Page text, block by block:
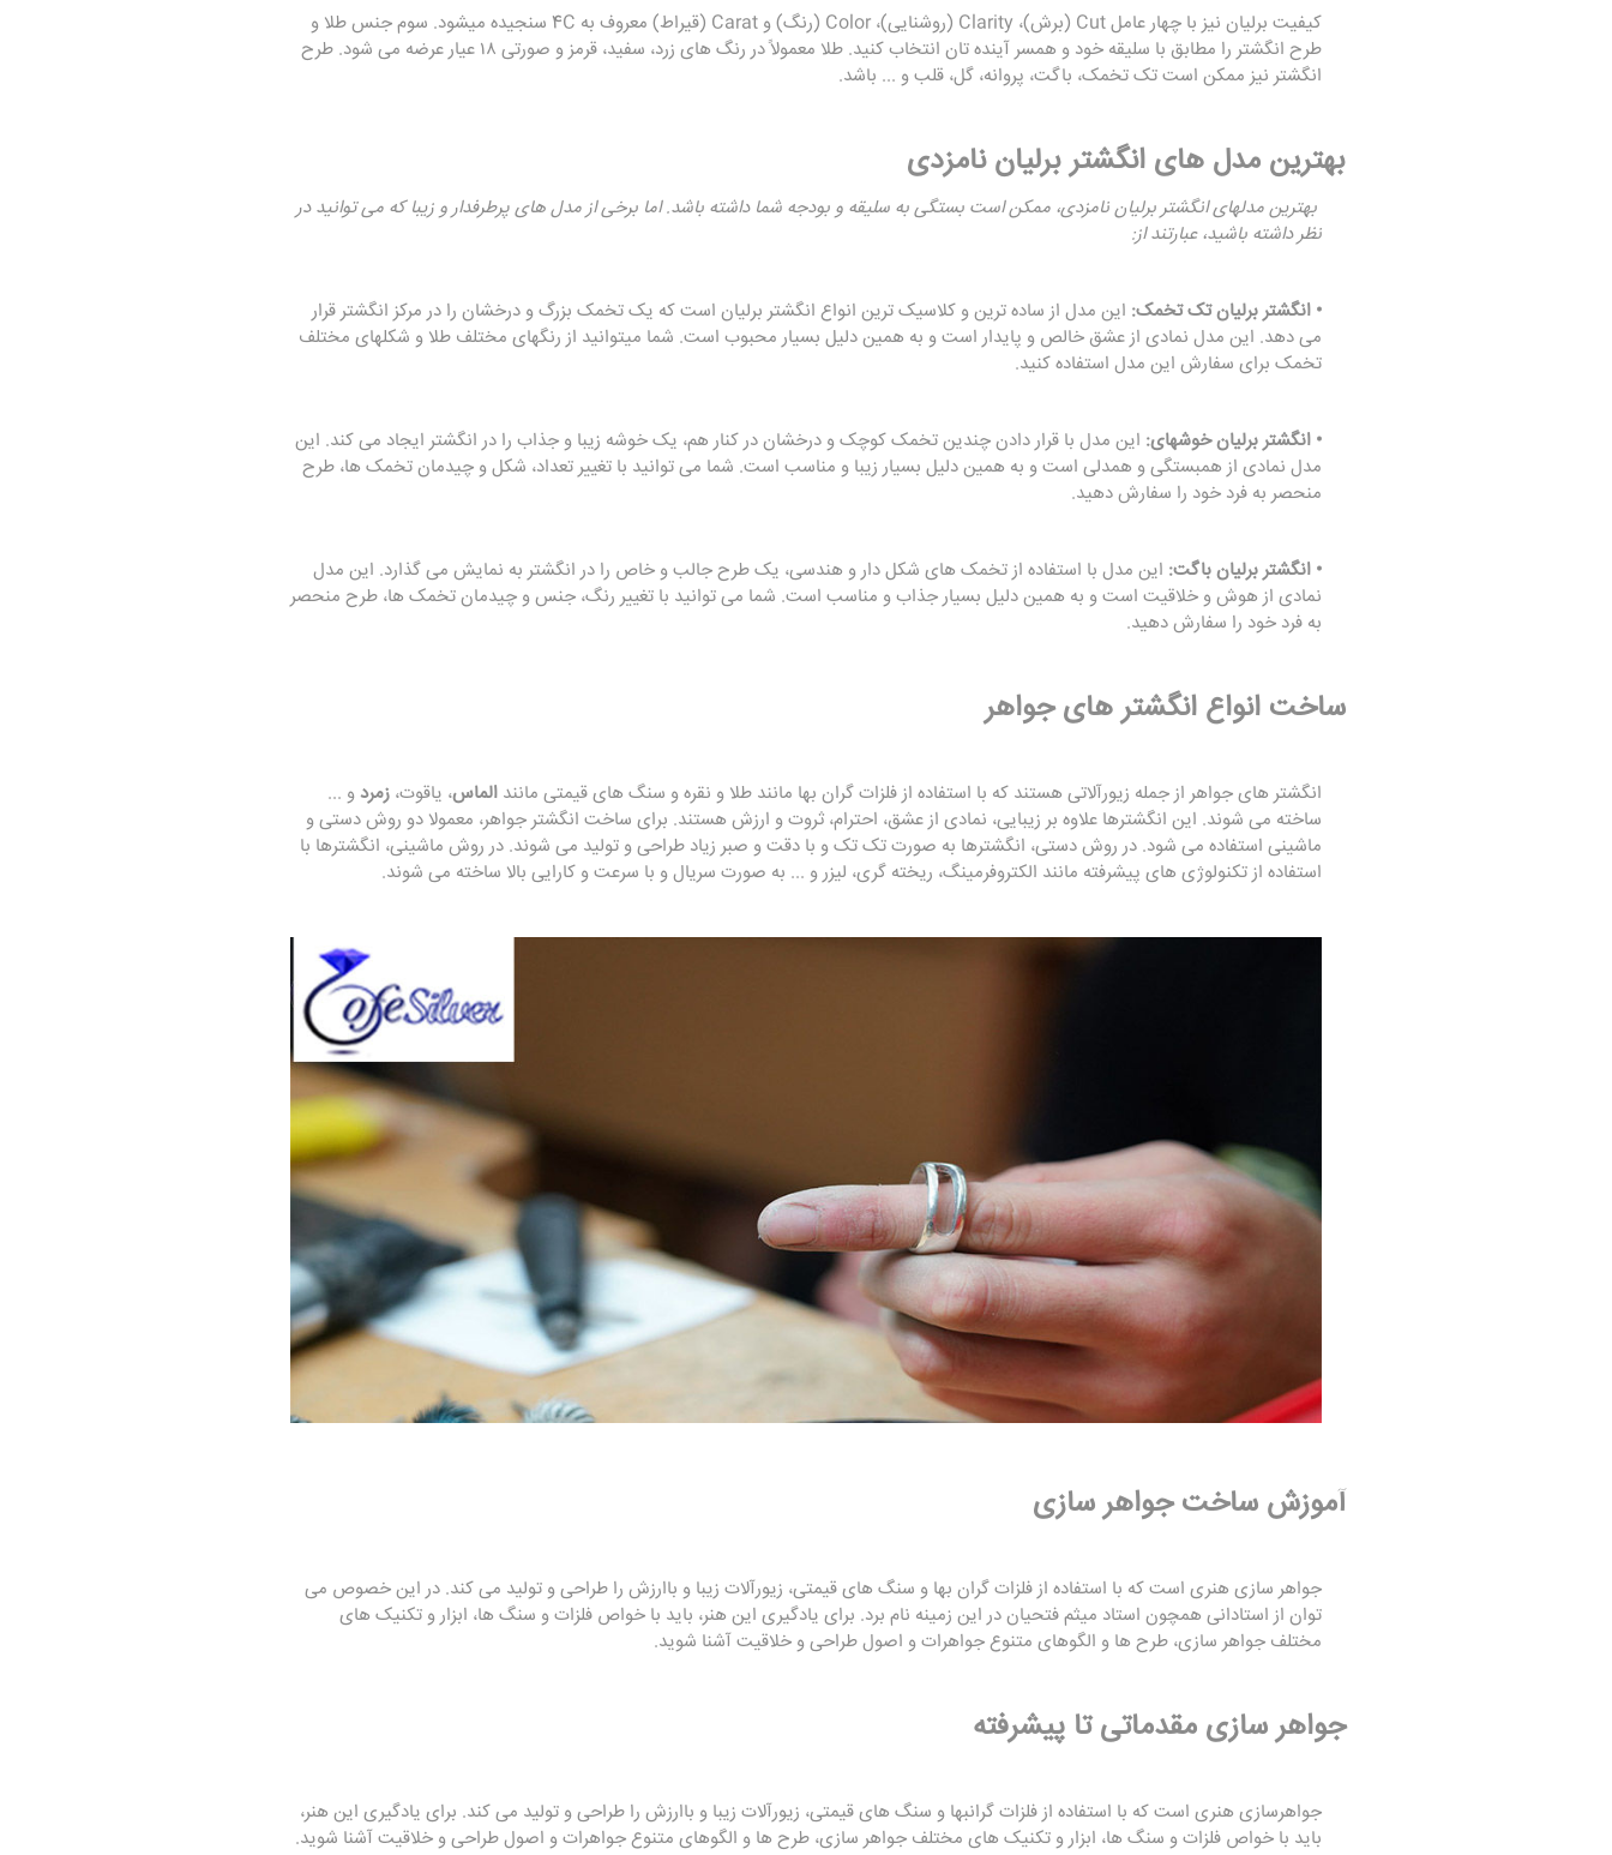
کیفیت برلیان نیز با چهار عامل Cut (برش)، Clarity (روشنایی)، Color (رنگ) و Carat (قیراط) معروف به 4C سنجیده میشود. سوم جنس طلا و
طرح انگشتر را مطابق با سلیقه خود و همسر آینده تان انتخاب کنید. طلا
معمولاً در رنگ های زرد، سفید، قرمز و صورتی ۱۸ عیار عرضه می شود. طرح
انگشتر نیز ممکن است تک تخمک، باگت، پروانه، گل، قلب و ... باشد.
بهترین مدل های انگشتربرلیان نامزدی
بهترین مدلهای انگشتر برلیان نامزدی، ممکن است بستگی به سلیقه و بودجه شما داشته باشد. اما برخی از مدل های پرطرفدار و زیبا که می توانید در
نظر داشته باشید، عبارتند از:
• انگشتر برلیان تک تخمک: این مدل از ساده ترین و کلاسیک ترین انواع انگشتر برلیان است که یک تخمک بزرگ و درخشان را در مرکز انگشتر قرار
می دهد. این مدل نمادی از عشق خالص و پایدار است و به همین دلیل بسیار محبوب است. شما میتوانید از رنگهای مختلف طلا و شکلهای مختلف
تخمک برای سفارش این مدل استفاده کنید.
• انگشتر برلیان خوشهای: این مدل با قرار دادن چندین تخمک کوچک و درخشان در کنار هم، یک خوشه زیبا و جذاب را در انگشتر ایجاد می کند. این
مدل نمادی از همبستگی و همدلی است و به همین دلیل بسیار زیبا و مناسب است. شما می توانید با تغییر تعداد، شکل و چیدمان تخمک ها، طرح
منحصر به فرد خود را سفارش دهید.
• انگشتر برلیان باگت: این مدل با استفاده از تخمک های شکل دار و هندسی، یک طرح جالب و خاص را در انگشتر به نمایش می گذارد. این مدل
نمادی از هوش و خلاقیت است و به همین دلیل بسیار جذاب و مناسب است. شما می توانید با تغییر رنگ، جنس و چیدمان تخمک ها، طرح منحصر
به فرد خود را سفارش دهید.
ساخت انواع انگشتر های جواهر
انگشتر های جواهر از جمله زیورآلاتی هستند که با استفاده از فلزات گران بها مانند طلا و نقره و سنگ های قیمتی مانند الماس، یاقوت، زمردو ...
ساخته می شوند. این انگشترها علاوه بر زیبایی، نمادی از عشق، احترام، ثروت و ارزش هستند. برای ساخت انگشتر جواهر، معمولا دو روش دستی و
ماشینی استفاده می شود. در روش دستی، انگشترها به صورت تک تک و با دقت و صبر زیاد طراحی و تولید می شوند. در روش ماشینی، انگشترها با
استفاده از تکنولوژی های پیشرفته مانند الکتروفرمینگ، ریخته گری، لیزر و ... به صورت سریال و با سرعت و کارایی بالا ساخته می شوند.
آموزش ساخت جواهر سازی
جواهر سازی هنری است که با استفاده از فلزات گران بها و سنگ های قیمتی، زیورآلات زیبا و باارزش را طراحی و تولید می کند. در این خصوص می
توان از استادانی همچون استاد میثم فتحیان در این زمینه نام برد. برای یادگیری این هنر، باید با خواص فلزات و سنگ ها، ابزار و تکنیک های
مختلف جواهر سازی، طرح ها و الگوهای متنوع جواهرات و اصول طراحی و خلاقیت آشنا شوید.
جواهر سازی مقدماتی تا پیشرفته
جواهرسازی هنری است که با استفاده از فلزات گرانبها و سنگ های قیمتی، زیورآلات زیبا و باارزش را طراحی و تولید می کند. برای یادگیری این هنر،
باید با خواص فلزات و سنگ ها، ابزار و تکنیک های مختلف جواهر سازی، طرح ها و الگوهای متنوع جواهرات و اصول طراحی و خلاقیت آشنا شوید.